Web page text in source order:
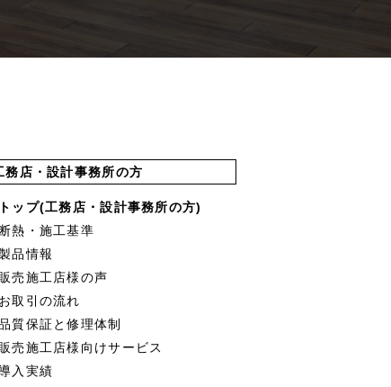
務店・設計事務所の方
トップ(工務店・設計事務所の方)
断熱・施工基準
品情報
売施工店様の声
お取引の流れ
質保証と修理体制
売施工店様向けサービス
入実績